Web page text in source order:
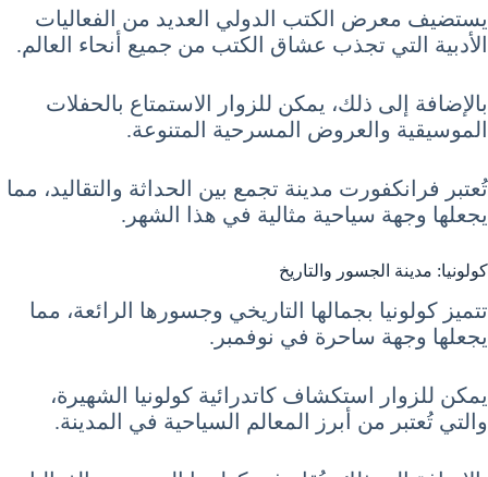
يستضيف معرض الكتب الدولي العديد من الفعاليات
الأدبية التي تجذب عشاق الكتب من جميع أنحاء العالم.
بالإضافة إلى ذلك، يمكن للزوار الاستمتاع بالحفلات
الموسيقية والعروض المسرحية المتنوعة.
تُعتبر فرانكفورت مدينة تجمع بين الحداثة والتقاليد، مما
يجعلها وجهة سياحية مثالية في هذا الشهر.
كولونيا: مدينة الجسور والتاريخ
تتميز كولونيا بجمالها التاريخي وجسورها الرائعة، مما
يجعلها وجهة ساحرة في نوفمبر.
يمكن للزوار استكشاف كاتدرائية كولونيا الشهيرة،
والتي تُعتبر من أبرز المعالم السياحية في المدينة.